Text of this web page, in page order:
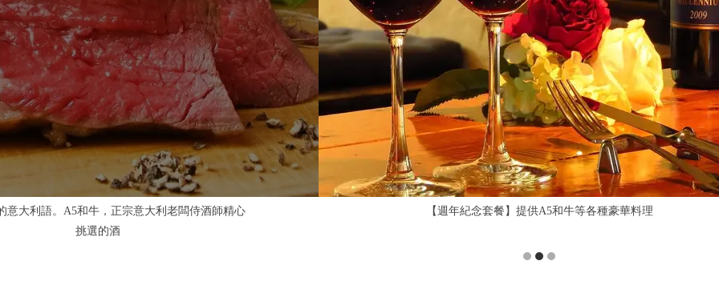
年紀念套餐】提供A5和牛等各種豪華料理 車站附近的世外桃源!在度假村用餐享受輕鬆的宴會!